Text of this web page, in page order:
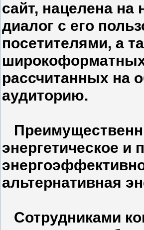
сайт, нацелена
диалог с его
посетителями, а
рассчитанных на
аудиторию.
энергетическое и
альтернативная
Сотрудниками